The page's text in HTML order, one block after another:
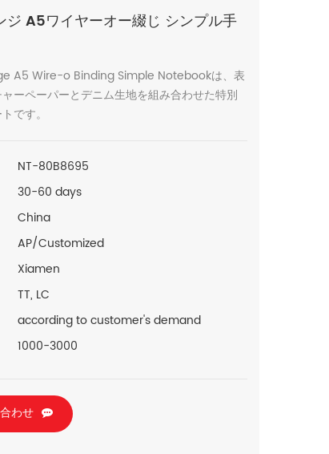
ジ A5ワイヤーオー綴じ シンプル手
A5 Wire-o Binding Simple Notebookは、表
ーペーパーとデニム生地を組み合わせた特別
です。
NT-80B8695
30-60 days
China
AP/Customized
Xiamen
TT, LC
according to customer's demand
1000-3000
わせ